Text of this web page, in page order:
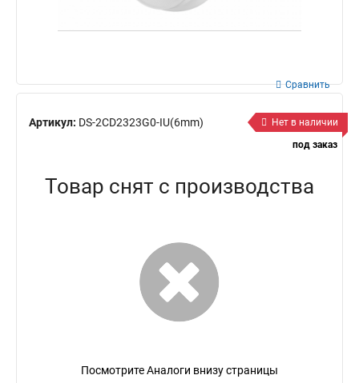
Артикул: DS-2CD2323G0-IU(6mm)
Сравнить
Нет в наличии
под заказ
Товар снят с производства
Посмотрите Аналоги внизу страницы